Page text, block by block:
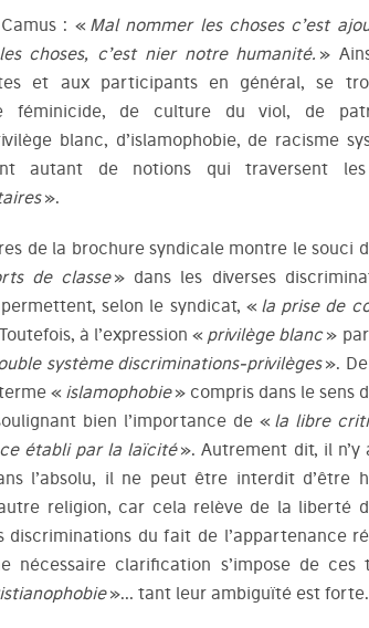
: « Mal nommer les choses c’est
choses, c’est nier notre humanité. »
et aux participants en général, se
féminicide, de culture du viol, de
blanc, d’islamophobie, de racisme
autant de notions qui traversent
».
de la brochure syndicale montre le souci
de classe» dans les diverses
selon le syndicat, « la prise de
à l’expression « privilège blanc»
système discriminations-privilèges».
« islamophobie» compris dans le sens
bien l’importance de « la libre
établi par la laïcité». Autrement dit, il n’y
l’absolu, il ne peut être interdit d’être
religion, car cela relève de la liberté
du fait de l’appartenance
nécessaire clarification s’impose de
»… tant leur ambiguïté est forte.